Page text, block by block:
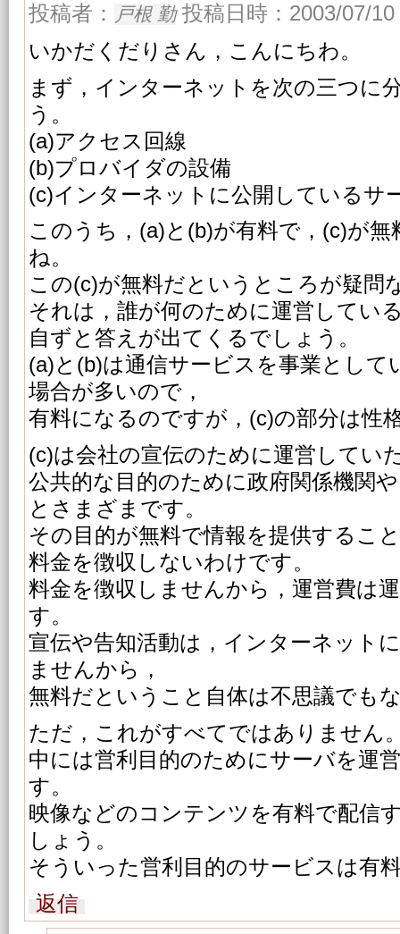
投稿者： 戸根 勤投稿日時：2003/07/10
いかだくだりさん，こんにちわ。
まず，インターネットを次の三つに
う。
(a)アクセス回線
(b)プロバイダの設備
(c)インターネットに公開しているサ
このうち，(a)と(b)が有料で，(c)が
ね。
この(c)が無料だというところが疑問
それは，誰が何のために運営してい
自ずと答えが出てくるでしょう。
(a)と(b)は通信サービスを事業として
場合が多いので，
有料になるのですが，(c)の部分は性
(c)は会社の宣伝のために運営してい
公共的な目的のために政府関係機関
とさまざまです。
その目的が無料で情報を提供するこ
料金を徴収しないわけです。
料金を徴収しませんから，運営費は
す。
宣伝や告知活動は，インターネット
ませんから，
無料だということ自体は不思議でも
ただ，これがすべてではありません
中には営利目的のためにサーバを運
す。
映像などのコンテンツを有料で配信
しょう。
そういった営利目的のサービスは有
返信